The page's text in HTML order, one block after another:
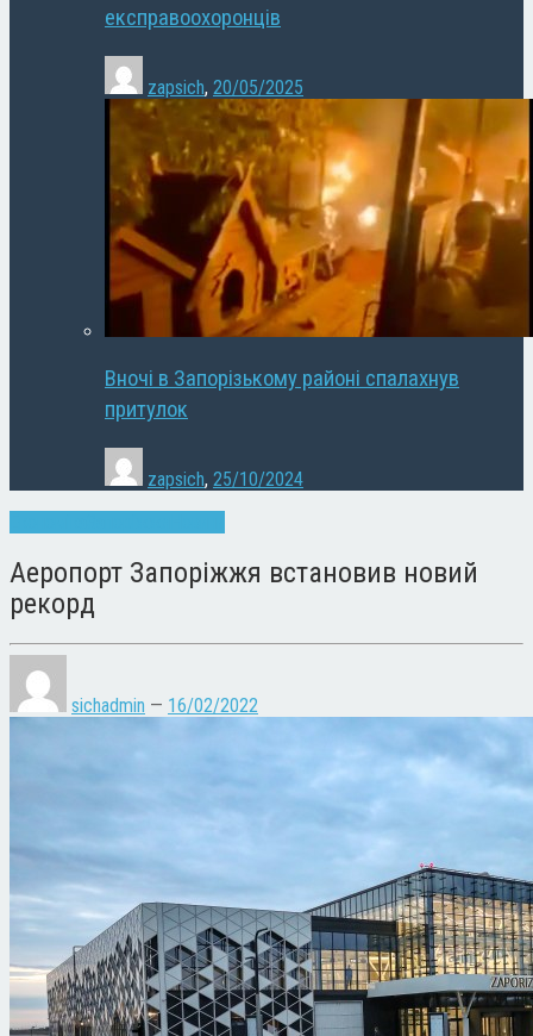
експравоохоронців
zapsich, 20/05/2025
Вночі в Запорізькому районі спалахнув
притулок
zapsich, 25/10/2024
Аеропорт Запоріжжя встановив новий
рекорд
sichadmin — 16/02/2022